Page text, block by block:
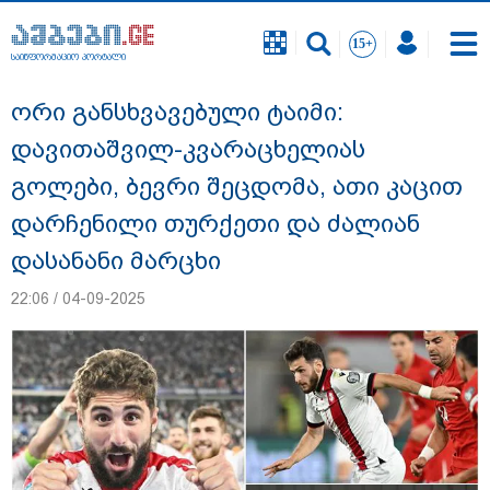
საინფორმაციო პორტალი
გიგა ავალიანის საქმეზე ნია იმნაძეს და
ანასტასია ბერუაშვილს ბრალდება
წარუდგინეს
საინფორმაციო პორტალი
ორი განსხვავებული ტაიმი:
დავითაშვილ-კვარაცხელიას
გოლები, ბევრი შეცდომა, ათი კაცით
დარჩენილი თურქეთი და ძალიან
დასანანი მარცხი
22:06 / 04-09-2025